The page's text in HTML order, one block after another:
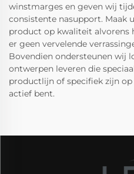
winstmarges en geven wij
consistente nasupport. Maak
product op kwaliteit alvorens
er geen vervelende
Bovendien ondersteunen wij
ontwerpen leveren die
productlijn of specifiek zijn
actief bent.